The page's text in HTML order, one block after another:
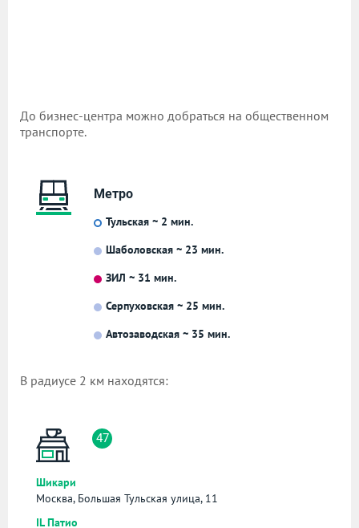
До бизнес-центра можно добраться на общественном
транспорте.
Метро
Тульская ~ 2 мин.
Шаболовская ~ 23 мин.
ЗИЛ ~ 31 мин.
Серпуховская ~ 25 мин.
Автозаводская ~ 35 мин.
В радиусе 2 км находятся:
47
Шикари
Москва, Большая Тульская улица, 11
IL Патио